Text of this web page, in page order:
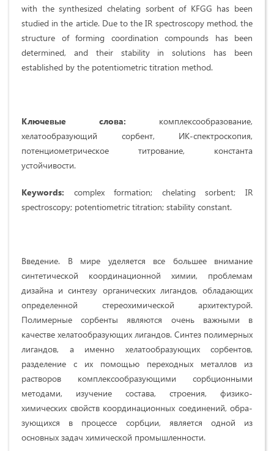
with the synthesized chelating sorbent of KFGG has been
studied in the article. Due to the IR spectroscopy method, the
structure of forming coordination compounds has been
determined, and their stability in solutions has been
established by the potentiometric titration method.
Ключевые слова: комплексообразование,
хелатообразующий сорбент, ИК-спектроскопия,
потенциомет­рическое титрование, константа
устойчивости.
Keywords: complex formation; chelating sorbent; IR
spectroscopy; potentiometric titration; stability constant.
Введение. В мире уделяется все большее внимание
синтетической координационной химии, проблемам
дизайна и синтезу органических лигандов, обладающих
определенной стереохими­ческой архитектурой.
Полимерные сорбенты являются очень важными в
качестве хелатообра­зующих лигандов. Синтез полимерных
лигандов, а именно хелатообразующих сорбентов,
разделение с их помощью переходных металлов из
растворов комплексообразующими сорбционными
методами, изучение состава, строения, физико-
химических свойств координационных соединений, обра­
зующихся в процессе сорбции, является одной из
основных задач химической промышленности.